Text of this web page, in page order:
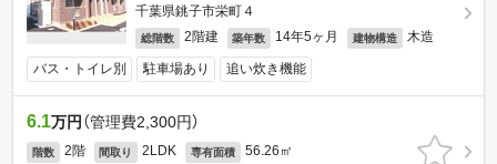
千葉県銚子市栄町４
総階数 2階建 築年数 14年5ヶ月 建物構造 木造
バス・トイレ別 駐車場あり 追い炊き機能
6.1万円 （管理費2,300円）
階数 2階 間取り 2LDK 専有面積 56.26㎡